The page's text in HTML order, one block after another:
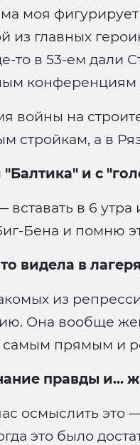
моя
из главных
то в 53-ем
конференциям
войны на
стройкам, а в
и с
в 6
Бена и помню
видела в
из
Она вообще
самым прямым и
правды и...
осмыслить
это было